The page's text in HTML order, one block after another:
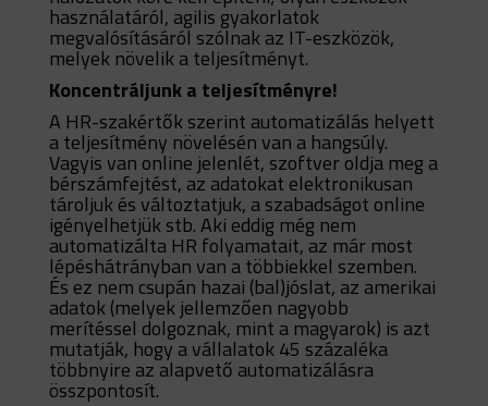
használatáról, agilis gyakorlatok
megvalósításáról szólnak az IT-eszközök,
melyek növelik a teljesítményt.
Koncentráljunk a teljesítményre!
A HR-szakértők szerint automatizálás helyett
a teljesítmény növelésén van a hangsúly.
Vagyis van online jelenlét, szoftver oldja meg a
bérszámfejtést, az adatokat elektronikusan
tároljuk és változtatjuk, a szabadságot online
igényelhetjük stb. Aki eddig még nem
automatizálta HR folyamatait, az már most
lépéshátrányban van a többiekkel szemben.
És ez nem csupán hazai (bal)jóslat, az amerikai
adatok (melyek jellemzően nagyobb
merítéssel dolgoznak, mint a magyarok) is azt
mutatják, hogy a vállalatok 45 százaléka
többnyire az alapvető automatizálásra
összpontosít.